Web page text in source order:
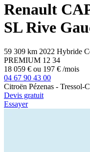
Renault
SL Rive
59 309 km 2022 Hybride
PREMIUM 12 34
18 059 € ou 197 € /mois
04 67 90 43 00
Citroën Pézenas - Tressol-
Devis gratuit
Essayer